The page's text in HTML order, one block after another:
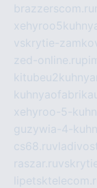
brazzerscom.ru
vskrytie-
zed-online.ru
xehyroo-5-
guzywia-4-
cs68.ru
raszar.ru